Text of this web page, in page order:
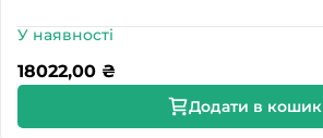
У наявності
18022,00 ₴
Додати в кошик